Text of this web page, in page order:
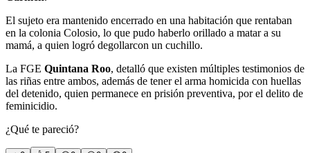
El sujeto era mantenido encerrado en una habitación que rentaban
en la colonia Colosio, lo que pudo haberlo orillado a matar a su
mamá, a quien logró degollarcon un cuchillo.
La FGE Quintana Roo, detalló que existen múltiples testimonios de
las riñas entre ambos, además de tener el arma homicida con huellas
del detenido, quien permanece en prisión preventiva, por el delito de
feminicidio.
¿Qué te pareció?